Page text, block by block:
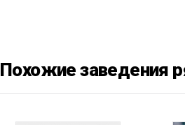
Похожие заведения